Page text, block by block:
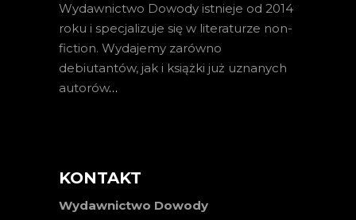
Wydawnictwo Dowody istnieje od 2014
roku i specjalizuje się w literaturze non-
fiction. Wydajemy zarówno
debiutantów, jak i książki już uznanych
autorów…
KONTAKT
Wydawnictwo Dowody